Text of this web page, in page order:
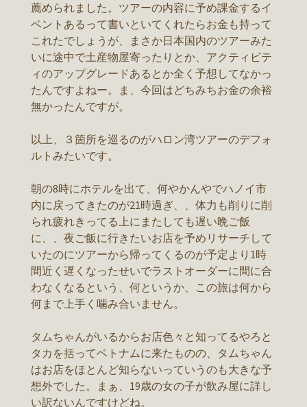
薦められました。ツアーの内容に予め課金するイ
ベントあるって書いといてくれたらお金も持って
これたでしょうが、まさか日本国内のツアーみた
いに途中で土産物屋寄ったりとか、アクティビテ
ィのアップグレードあるとか全く予想してなかっ
たんですよねー。ま、今回はどちみちお金の余裕
無かったんですが。
以上、３箇所を巡るのがハロン湾ツアーのデフォ
ルトみたいです。
朝の8時にホテルを出て、何やかんやでハノイ市
内に戻ってきたのが21時過ぎ、、体力も削りに削
られ疲れきってる上にまたしても遅い晩ご飯
に、、夜ご飯に行きたいお店を予めリサーチして
いたのにツアーから帰ってくるのが予定より1時
間近く遅くなったせいでラストオーダーに間に合
わなくなるという、何というか、この旅は何から
何まで上手く噛み合いません。
タムちゃんがいるからお店色々と知ってるやろと
タカを括ってベトナムに来たものの、タムちゃん
はお店をほとんど知らないっていうのも大きな予
想外でした。まぁ、19歳の女の子が飲み屋に詳し
い訳ないんですけどね。